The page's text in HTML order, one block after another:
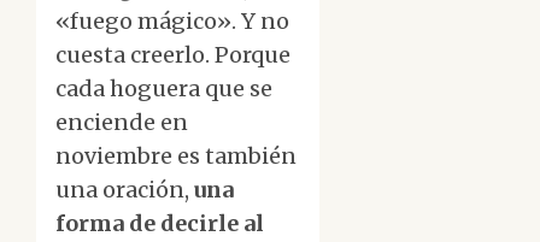
«fuego mágico». Y no
cuesta creerlo. Porque
cada hoguera que se
enciende en
noviembre es también
una oración, una
forma de decirle al